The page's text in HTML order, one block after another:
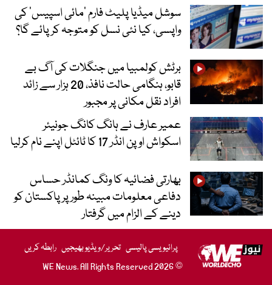
سوشل میڈیا پلیٹ فارم ‘مائی اسپیس’ کی
واپسی، کیا نئی نسل کو متوجہ کر پائے گا؟
برٹش کولمبیا میں جنگلات کی آگ بے
قابو، ہنگامی حالت نافذ، 20 ہزار سے زائد
افراد نقل مکانی پر مجبور
عمیر عارف نے ہانگ کانگ جونیئر
اسکواش اوپن انڈر 17 کا ٹائٹل اپنے نام کرلیا
بھارتی فضائیہ کا ونگ کمانڈر حساس
دفاعی معلومات مبینہ طور پر پاکستان کو
دینے کے الزام میں گرفتار
پرائیویسی پالیسی تحریر/ویڈیو بھیجیں رابطہ کریں
© 2026 WE News. All Rights Reserved